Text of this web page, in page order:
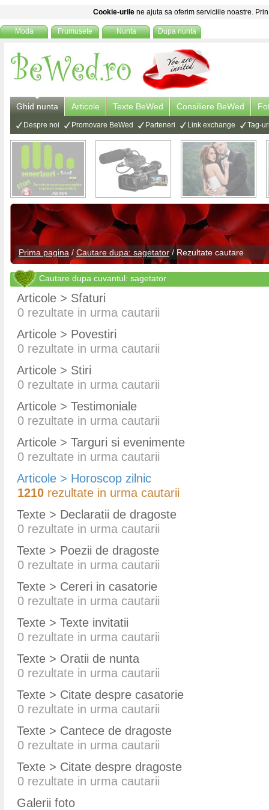
Cookie-urile ne ajuta sa oferim serviciile noastre.
Moda Frumusete Nunta Dupa nunta
Ghid nunta Articole Texte BeWed Consiliere BeWed
Despre noi Promovare BeWed Parteneri Link exchange Tag-
Prima pagina / Cautare dupa: sagetator/ Rezultate cautare
Cautare dupa cuvantul: sagetator
Articole > Sfaturi
0 rezultate in urma cautarii
Articole > Povestiri
0 rezultate in urma cautarii
Articole > Stiri
0 rezultate in urma cautarii
Articole > Testimoniale
0 rezultate in urma cautarii
Articole > Targuri si evenimente
0 rezultate in urma cautarii
Articole > Horoscop zilnic
1210 rezultate in urma cautarii
Texte > Declaratii de dragoste
0 rezultate in urma cautarii
Texte > Poezii de dragoste
0 rezultate in urma cautarii
Texte > Cereri in casatorie
0 rezultate in urma cautarii
Texte > Texte invitatii
0 rezultate in urma cautarii
Texte > Oratii de nunta
0 rezultate in urma cautarii
Texte > Citate despre casatorie
0 rezultate in urma cautarii
Texte > Cantece de dragoste
0 rezultate in urma cautarii
Texte > Citate despre dragoste
0 rezultate in urma cautarii
Galerii foto